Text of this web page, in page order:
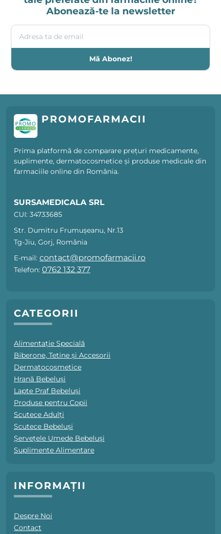
Abonează-te la newsletter
Adresa ta de email
Mă Abonez!
PROMOFARMACII
Prima platformă de comparare prețuri medicamente,
suplimente, dermatocosmetice și produse medicale din
farmaciile online din România.
SURSAMEDICALA SRL
CUI: 34733685
Str. Dumitru Frumușeanu, Nr.13
Tg-Jiu, Gorj, România
E-mail: contact@promofarmacii.ro
Telefon: 0762 132 377
CATEGORII
Alimentație Specială
Biberone, Tetine și Accesorii
Dermatocosmetice
Hrană Bebeluși
Lapte Praf Bebeluși
Produse pentru Copii
Scutece Adulți
Scutece Bebeluși
Șervețele Umede Bebeluși
Suplimente Alimentare
INFORMAȚII
Despre Noi
Contact